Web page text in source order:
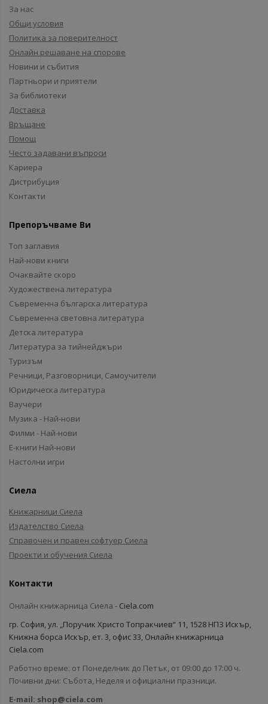
За нас
Общи условия
Политика за поверителност
Онлайн решаване на спорове
Новини и събития
Партньори и приятели
За библиотеки
Доставка
Връщане
Помощ
Често задавани въпроси
Кариера
Дистрибуция
Контакти
Препоръчваме Ви
Топ заглавия
Най-нови книги
Очаквайте скоро
Художествена литература
Съвременна българска литература
Съвременна световна литература
Детска литература
Литература за тийнейджъри
Туризъм
Речници, Разговорници, Самоучители
Юридическа литература
Ваучери
Музика - Най-нови
Филми - Най-нови
Е-книги Най-нови
Настолни игри
Сиела
Книжарници Сиела
Издателство Сиела
Справочен и правен софтуер Сиела
Проекти и обучения Сиела
Контакти
Онлайн книжарница Сиела - Ciela.com
гр. София, ул. „Поручик Христо Топракчиев“ 11, 1528 НПЗ Искър,
Книжна борса Искър, ет. 3, офис 33, Онлайн книжарница
Ciela.com
Работно време: от Понеделник до Петък, от 09:00 до 17:00 ч.
Почивни дни: Събота, Неделя и официални празници.
E-mail: shop@ciela.com